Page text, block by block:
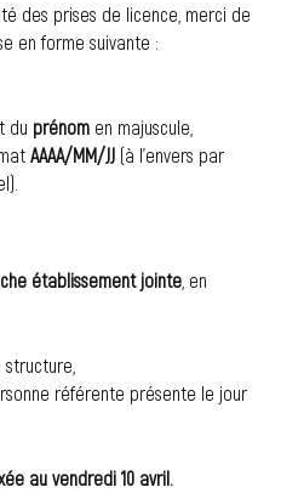
des prises de licence, merci de
en forme suivante :
du prénom en majuscule,
AAAA/MM/JJ (à l’envers par
établissement jointe , en
référente présente le jour
au vendredi 10 avril.